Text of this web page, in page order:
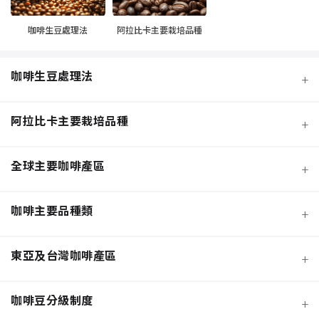
咖啡生豆處理法 阿拉比卡主要栽培品種
咖啡生豆處理法 +
阿拉比卡主要栽培品種 +
全球主要咖啡產區 +
咖啡主要品種類 +
東亞及台灣咖啡產區 +
咖啡豆分級制度 +